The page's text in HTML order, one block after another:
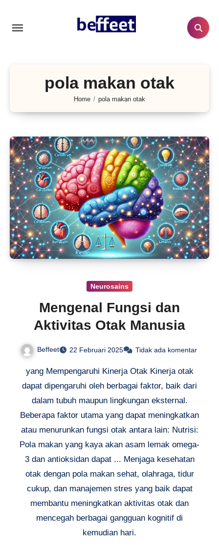
konten
pola makan otak
Home pola makan otak
Neurosains
Mengenal Fungsi dan
Aktivitas Otak Manusia
Beffeet 22 Februari 2025 Tidak ada komentar
yang Mempengaruhi Kinerja Otak Kinerja otak
dapat dipengaruhi oleh berbagai faktor, baik dari
dalam tubuh maupun lingkungan eksternal.
Beberapa faktor utama yang dapat meningkatkan
atau menurunkan fungsi otak antara lain: Nutrisi:
Pola makan yang kaya akan asam lemak omega-
3 dan antioksidan dapat ... Menjaga kesehatan
otak dengan pola makan sehat, olahraga, tidur
cukup, dan manajemen stres yang baik dapat
membantu meningkatkan aktivitas otak dan
mencegah berbagai gangguan kognitif di
kemudian hari.